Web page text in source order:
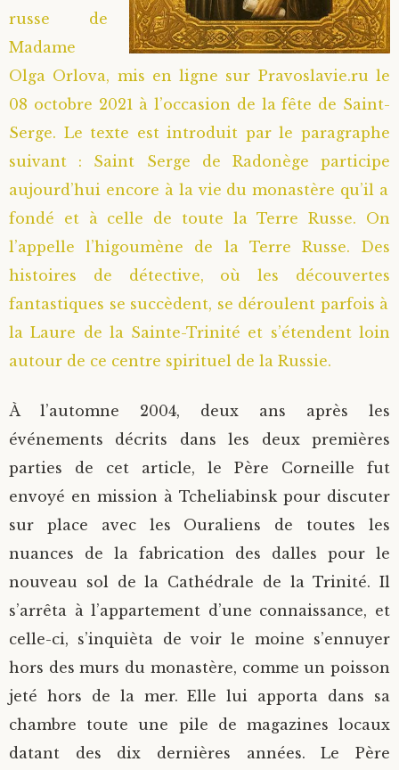
russe de
Madame
Olga Orlova, mis en ligne sur Pravoslavie.ru le
08 octobre 2021 à l’occasion de la fête de Saint-
Serge. Le texte est introduit par le paragraphe
suivant : Saint Serge de Radonège participe
aujourd’hui encore à la vie du monastère qu’il a
fondé et à celle de toute la Terre Russe. On
l’appelle l’higoumène de la Terre Russe. Des
histoires de détective, où les découvertes
fantastiques se succèdent, se déroulent parfois à
la Laure de la Sainte-Trinité et s’étendent loin
autour de ce centre spirituel de la Russie.
À l’automne 2004, deux ans après les
événements décrits dans les deux premières
parties de cet article, le Père Corneille fut
envoyé en mission à Tcheliabinsk pour discuter
sur place avec les Ouraliens de toutes les
nuances de la fabrication des dalles pour le
nouveau sol de la Cathédrale de la Trinité. Il
s’arrêta à l’appartement d’une connaissance, et
celle-ci, s’inquièta de voir le moine s’ennuyer
hors des murs du monastère, comme un poisson
jeté hors de la mer. Elle lui apporta dans sa
chambre toute une pile de magazines locaux
datant des dix dernières années. Le Père